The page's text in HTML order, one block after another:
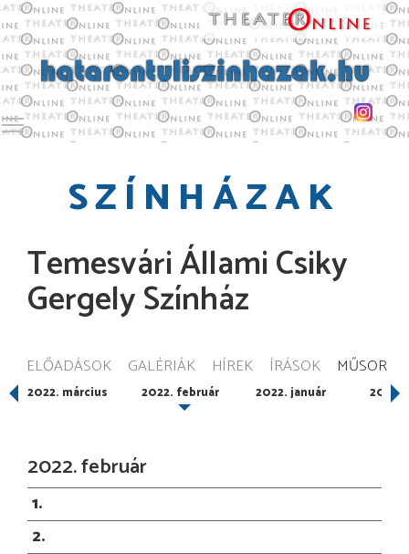
Toggle main menu visibility
SZÍNHÁZAK
Temesvári Állami Csiky
Gergely Színház
ELŐADÁSOK GALÉRIÁK HÍREK ÍRÁSOK MŰSOR
2022. március 2022. február 2022. január 2021.
2022. február
1
2